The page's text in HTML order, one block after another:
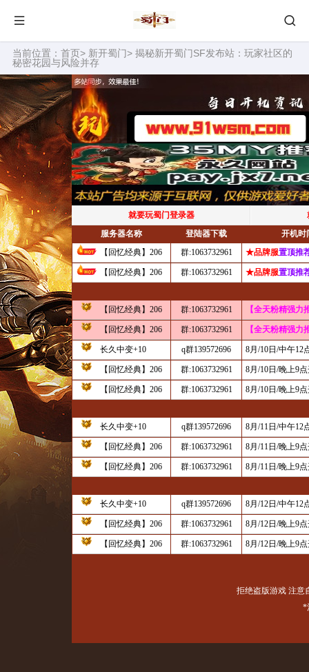
当前位置： 首页> 新开蜀门> 揭秘新开蜀门SF发布站：玩家社区的
秘密花园与风险并存